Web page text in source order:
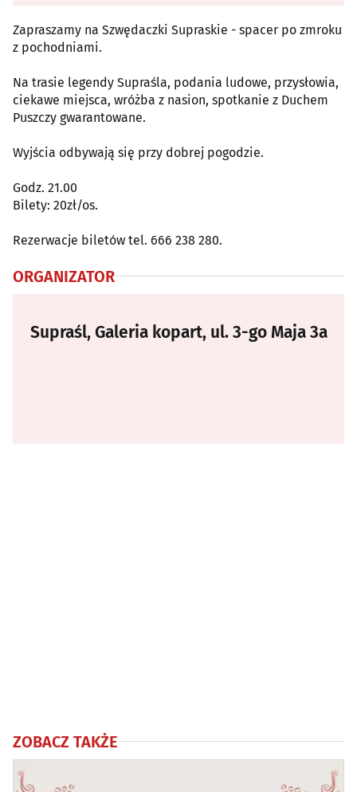
Zapraszamy na Szwędaczki Supraskie - spacer po zmroku
z pochodniami.
Na trasie legendy Supraśla, podania ludowe, przysłowia,
ciekawe miejsca, wróżba z nasion, spotkanie z Duchem
Puszczy gwarantowane.
Wyjścia odbywają się przy dobrej pogodzie.
Godz. 21.00
Bilety: 20zł/os.
Rezerwacje biletów tel. 666 238 280.
ORGANIZATOR
Supraśl, Galeria kopart, ul. 3-go Maja 3a
ZOBACZ TAKŻE